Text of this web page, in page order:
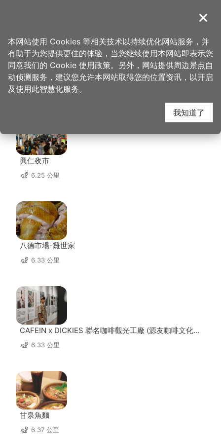
導覽
首页 > 想去的地方 > 住宿 > 美堤时尚旅店
美堤时尚旅店 周边店家
興仁夜市
6.25 公里
八德市場-雞世家
6.33 公里
CAFE!N x DICKIES 聯名咖啡觀光工廠 (源友咖啡文化園
區) 6.33 公里
甘泉魚麵
6.37 公里
关闭
本网站使用 Cookies 等相关技术以持续优化网站服务，并
有助于为您提供更佳的体验，当您继续使用本网站即表示您
同意我们的 Cookie 使用政策。另外，网站提供周边景点自
动侦测服务，建议您允许本网站取得您的位置资讯，以开启
及使用此智慧化服务。
我知道了